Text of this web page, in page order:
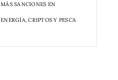
MÁS SANCIONES EN
ENERGÍA, CRIPTOS Y PESCA